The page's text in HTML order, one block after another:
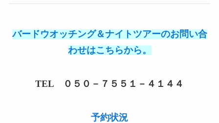
バードウオッチング＆ナイトツアーのお問い合
わせはこちらから。
TEL ０５０－７５５１－４１４４
予約状況